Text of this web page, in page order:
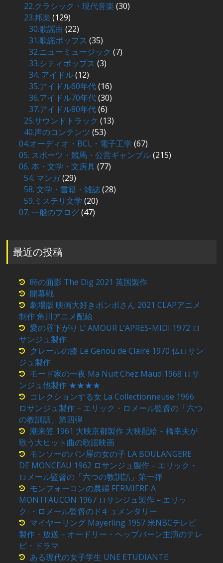
22.クラシック・現代音楽 (30)
23.邦楽 (129)
30.歌謡曲 (22)
31.歌謡ポップス (35)
32.ニューミュージック (7)
33.シティポップス (3)
34. アイドル(12)
35.アイドル60年代(16)
36.アイドル70年代(30)
37.アイドル80年代(6)
25.サウンドトラック (13)
40.声のコンテンツ (53)
04.オーディオ・BCL・電子工学 (67)
05. スポーツ・競馬・公営ギャンブル(215)
06. 本・文学・文房具(77)
54. マンガ(29)
58. 文学・書籍・雑誌(28)
59.ミステリ文学 (20)
07. 一般のブログ(47)
最近の投稿
時の面影 The Dig 2021 英国製作
開幕戦
劇場版 映画大好きポンポさん 2021 CLAPアニメ
制作 角川アニメ配給
愛の昼下がり L’ AMOUR L’APRES-MIDI 1972 ロ
サンジュ製作
クレールの膝 Le Genou de Claire 1970 仏ロサン
ジュ製作
モード家の一夜 Ma Nuit Chez Maud 1968 ロサ
ンジュ他製作 ★★★★
コレクションする女 La Collectionneuse 1966
ロサンジュ製作 – エリック・ロメール監督の「六つ
の教訓話」第四弾
潮来笠 1961 大映京都製作 大映配給 – 橋幸夫が
歌う大ヒット曲の歌謡映画
モンソーのパン屋の女の子 LA BOULANGERE
DE MONCEAU 1962 ロサンジュ製作 – エリック・
ロメール監督の「六つの教訓話」第一弾
モンフォーコンの農婦 FERMIERE A
MONTFAUCON 1967 ロサンジュ製作 – エリッ
ク-・ロメール監督のドキュメンタリー
マイヤーリング Mayerling 1957 米NBCテレビ
製作・放送 – オードリー・ヘップバーン主演のテレ
ビ・ドラマ
ある現代の女子学生 UNE ETUDIANTE